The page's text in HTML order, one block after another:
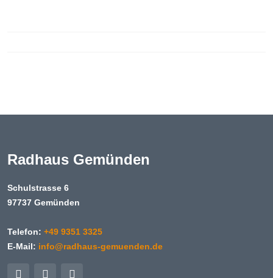
Radhaus Gemünden
Schulstrasse 6
97737 Gemünden
Telefon: +49 9351 3325
E-Mail: info@radhaus-gemuenden.de